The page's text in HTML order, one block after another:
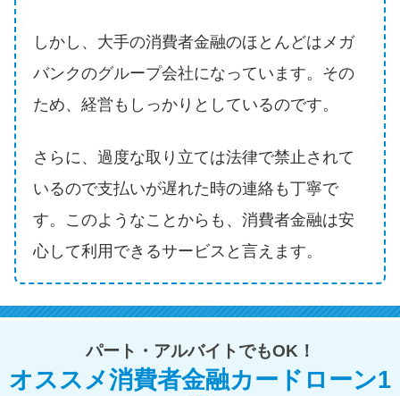
年収が低い＆他社借入があると
を分析
みずほ銀行カードローンの問い
合わせ先とシーン別の問い合わ
せ方法
しかし、大手の消費者金融のほとんどはメガ
バンクのグループ会社になっています。その
ため、経営もしっかりとしているのです。
さらに、過度な取り立ては法律で禁止されて
いるので支払いが遅れた時の連絡も丁寧で
す。このようなことからも、消費者金融は安
心して利用できるサービスと言えます。
パート・アルバイトでもOK！
オススメ消費者金融カードローン1